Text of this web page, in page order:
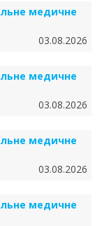
медичне
03.08.2026
медичне
03.08.2026
медичне
03.08.2026
медичне